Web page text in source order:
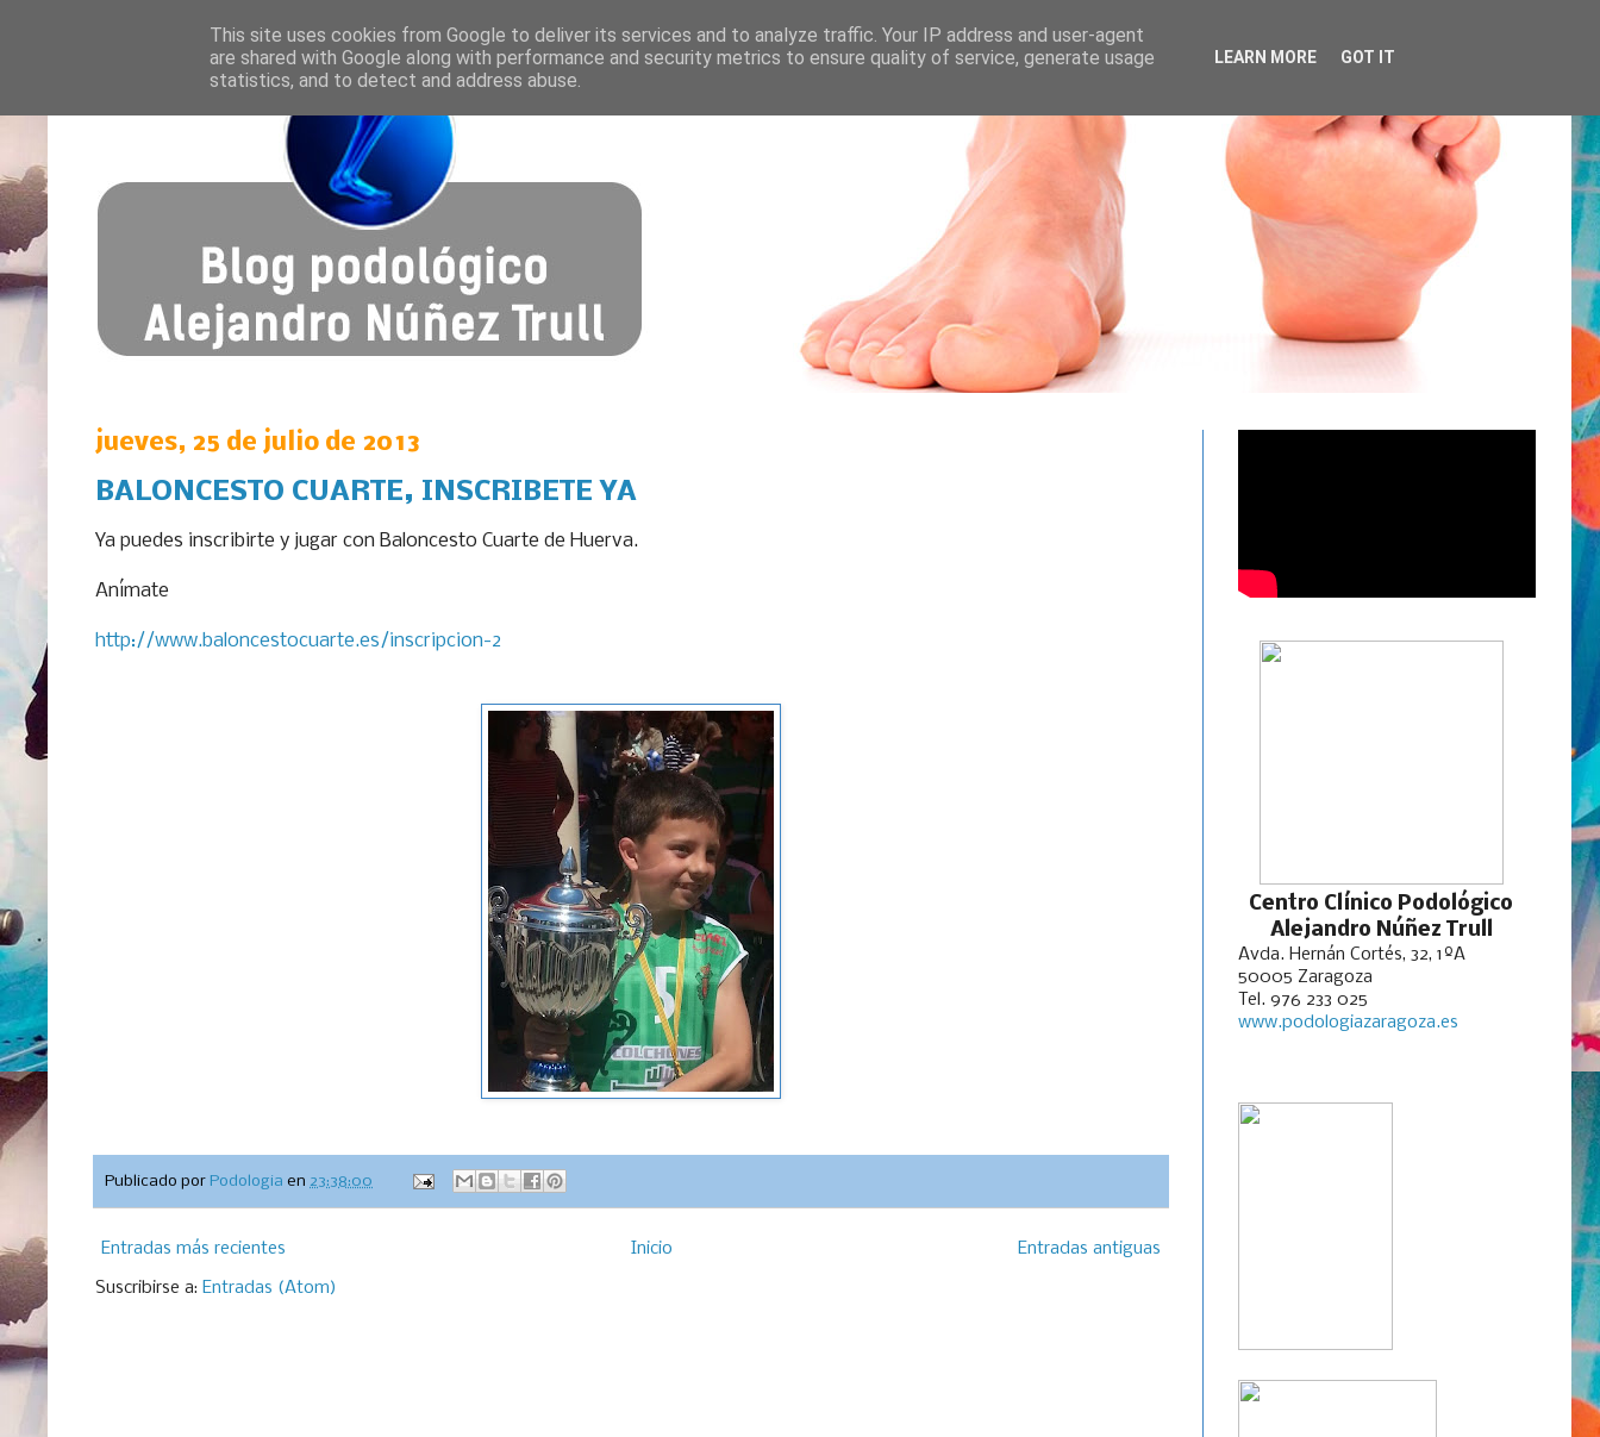
jueves, 25 de julio de 2013
BALONCESTO CUARTE, INSCRIBETE YA
Ya puedes inscribirte y jugar con Baloncesto Cuarte de Huerva.
Anímate
http://www.baloncestocuarte.es/inscripcion-2
Publicado por Podologia en 23:38:00
Entradas más recientes Entradas antiguas
Inicio
Suscribirse a: Entradas (Atom)
Centro Clínico Podológico
Alejandro Núñez Trull
Avda. Hernán Cortés, 32, 1ºA
50005 Zaragoza
Tel. 976 233 025
www.podologiazaragoza.es
This site uses cookies from Google to deliver its services and to analyze traffic. Your IP address and user-agent
are shared with Google along with performance and security metrics to ensure quality of service, generate usage
statistics, and to detect and address abuse.
LEARN MORE GOT IT